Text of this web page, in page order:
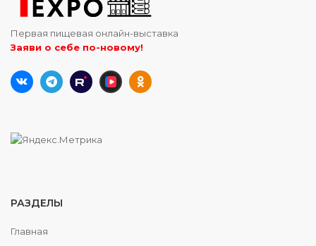
Первая пищевая онлайн-выставка
Заяви о себе по-новому!
РАЗДЕЛЫ
Главная